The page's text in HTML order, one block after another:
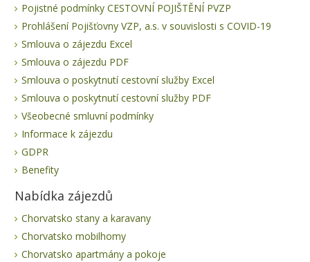
Pojistné podmínky CESTOVNÍ POJIŠTĚNÍ PVZP
Prohlášení Pojišťovny VZP, a.s. v souvislosti s COVID-19
Smlouva o zájezdu Excel
Smlouva o zájezdu PDF
Smlouva o poskytnutí cestovní služby Excel
Smlouva o poskytnutí cestovní služby PDF
Všeobecné smluvní podmínky
Informace k zájezdu
GDPR
Benefity
Nabídka zájezdů
Chorvatsko stany a karavany
Chorvatsko mobilhomy
Chorvatsko apartmány a pokoje